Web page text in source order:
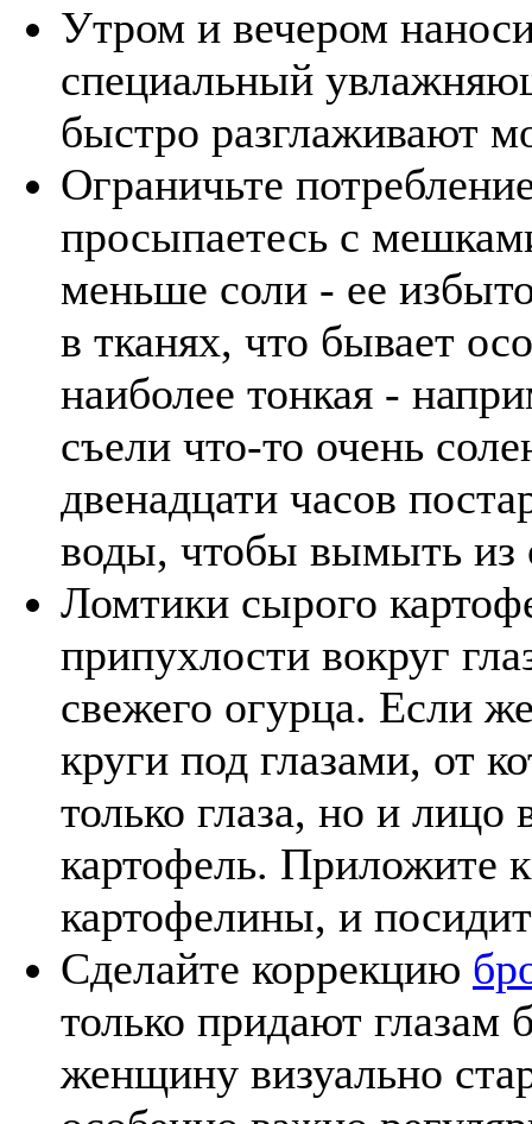
Утром и вечером
специальный
быстро разглаживают
Ограничьте
просыпаетесь с
меньше соли - ее
в тканях, что бывает
наиболее тонкая -
съели что-то очень
двенадцати часов
воды, чтобы вымыть из
Ломтики сырого
припухлости вокруг
свежего огурца. Если
круги под глазами, от
только глаза, но и
картофель. Приложите
картофелины, и
Сделайте коррекцию
только придают глазам
женщину визуально